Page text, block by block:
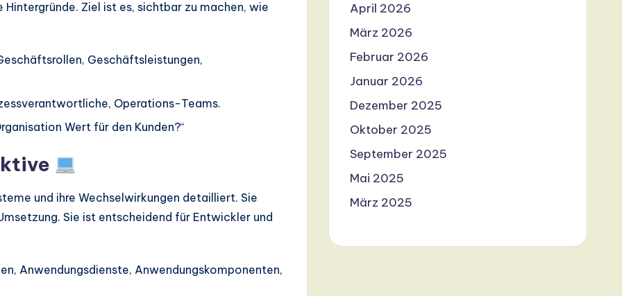
Ziel ist es, sichtbar zu machen, wie
Geschäftsleistungen,
Operations-Teams.
Wert für den Kunden?“
und ihre Wechselwirkungen detailliert. Sie
Sie ist entscheidend für Entwickler und
Anwendungsdienste, Anwendungskomponenten,
April 2026
März 2026
Februar 2026
Januar 2026
Dezember 2025
Oktober 2025
September 2025
Mai 2025
März 2025